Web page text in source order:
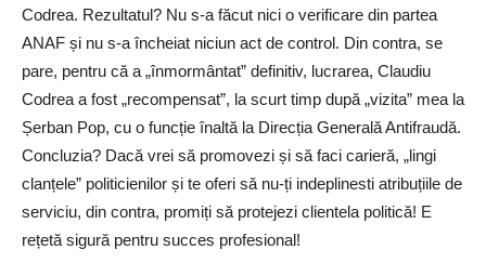
Codrea. Rezultatul? Nu s-a făcut nici o verificare din partea
ANAF și nu s-a încheiat niciun act de control. Din contra, se
pare, pentru că a „înmormântat” definitiv, lucrarea, Claudiu
Codrea a fost „recompensat”, la scurt timp după „vizita” mea la
Șerban Pop, cu o funcție înaltă la Direcția Generală Antifraudă.
Concluzia? Dacă vrei să promovezi și să faci carieră, „lingi
clanțele” politicienilor și te oferi să nu-ți indeplinesti atribuțiile de
serviciu, din contra, promiți să protejezi clientela politică! E
rețetă sigură pentru succes profesional!